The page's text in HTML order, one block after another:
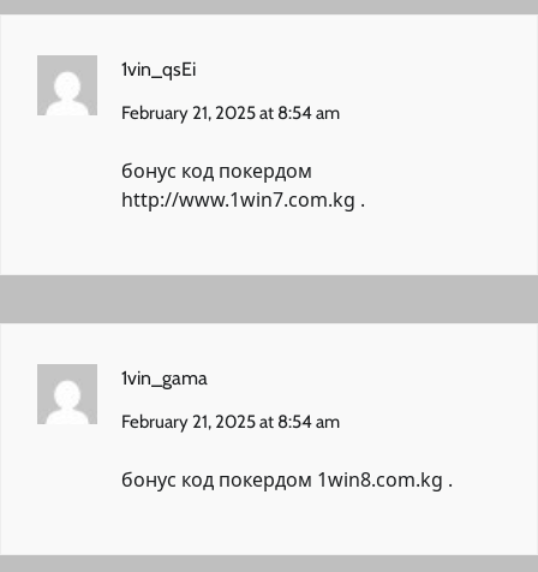
1vin_qsEi
February 21, 2025 at 8:54 am
бонус код покердом
http://www.1win7.com.kg .
1vin_gama
February 21, 2025 at 8:54 am
бонус код покердом 1win8.com.kg .